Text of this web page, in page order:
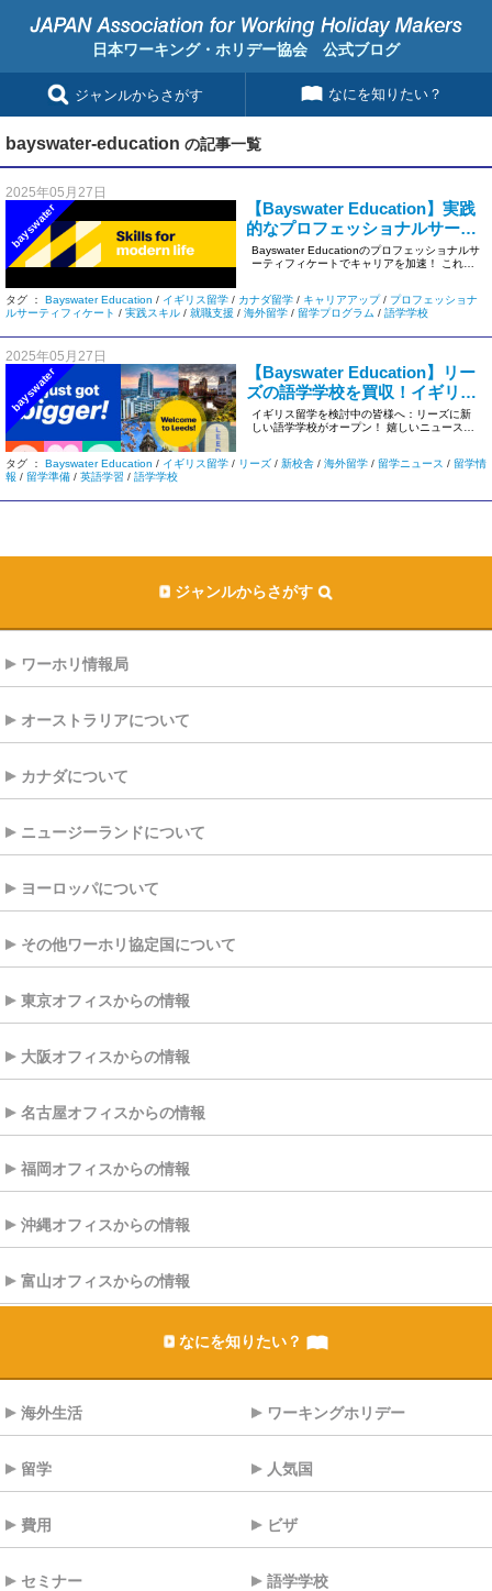
日本ワーキング・ホリデー協会 公式ブログ
ジャンルからさがす なにを知りたい？
bayswater-education の記事一覧
2025年05月27日
bayswater
【Bayswater Education】実践
的なプロフェッショナルサーテ
ィフィケートでキャリアアップ
をサポート！
Bayswater Educationのプロフェッショナルサ
ーティフィケートでキャリアを加速！ これか
タグ ： Bayswater Education / イギリス留学 / カナダ留学 / キャリアアップ/ プロフェッショナ
ルサーティフィケート / 実践スキル / 就職支援 / 海外留学 / 留学プログラム / 語学学校
2025年05月27日
bayswater
【Bayswater Education】リー
ズの語学学校を買収！イギリス
留学の新たな選択肢
イギリス留学を検討中の皆様へ：リーズに新
しい語学学校がオープン！ 嬉しいニュースで
タグ ： Bayswater Education / イギリス留学 / リーズ / 新校舎 / 海外留学 / 留学ニュース / 留学情
報 / 留学準備 / 英語学習 / 語学学校
ジャンルからさがす
ワーホリ情報局
オーストラリアについて
カナダについて
ニュージーランドについて
ヨーロッパについて
その他ワーホリ協定国について
東京オフィスからの情報
大阪オフィスからの情報
名古屋オフィスからの情報
福岡オフィスからの情報
沖縄オフィスからの情報
富山オフィスからの情報
なにを知りたい？
海外生活 ワーキングホリデー
留学 人気国
費用 ビザ
セミナー 語学学校